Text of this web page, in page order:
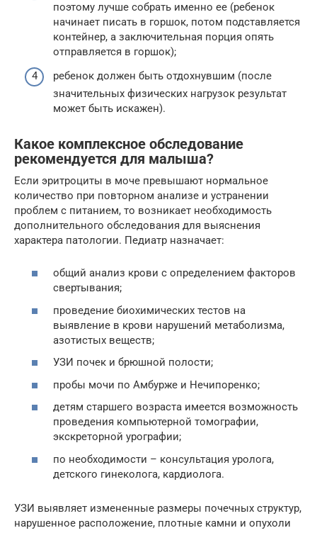
поэтому лучше собрать именно ее (ребенок
начинает писать в горшок, потом подставляется
контейнер, а заключительная порция опять
отправляется в горшок);
ребенок должен быть отдохнувшим (после
значительных физических нагрузок результат
может быть искажен).
Какое комплексное обследование
рекомендуется для малыша?
Если эритроциты в моче превышают нормальное
количество при повторном анализе и устранении
проблем с питанием, то возникает необходимость
дополнительного обследования для выяснения
характера патологии. Педиатр назначает:
общий анализ крови с определением факторов
свертывания;
проведение биохимических тестов на
выявление в крови нарушений метаболизма,
азотистых веществ;
УЗИ почек и брюшной полости;
пробы мочи по Амбурже и Нечипоренко;
детям старшего возраста имеется возможность
проведения компьютерной томографии,
экскреторной урографии;
по необходимости – консультация уролога,
детского гинеколога, кардиолога.
УЗИ выявляет измененные размеры почечных структур,
нарушенное расположение, плотные камни и опухоли